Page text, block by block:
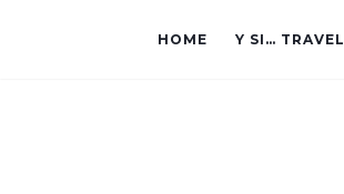
HOME Y SI… TRAVEL